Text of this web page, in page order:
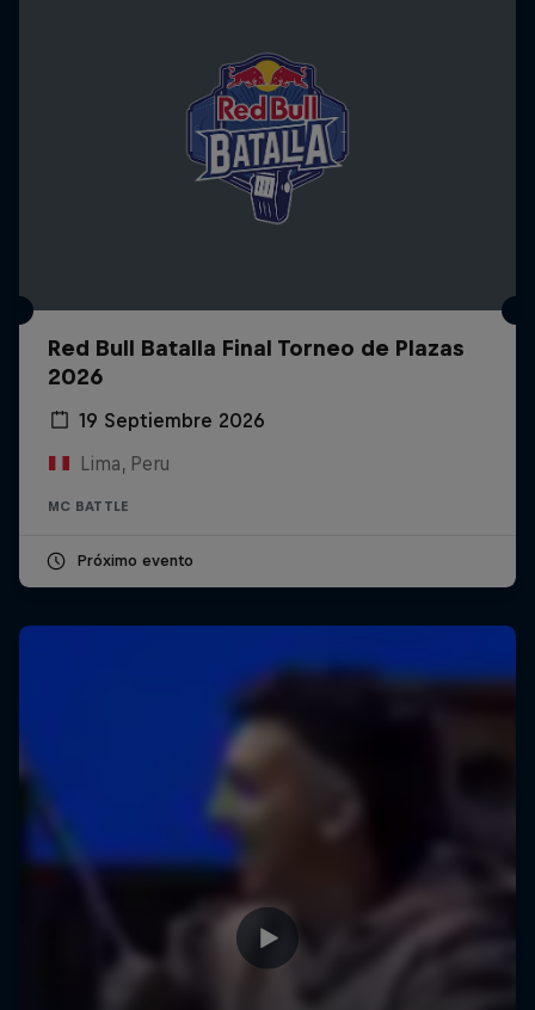
Red Bull Batalla Final Torneo de Plazas
2026
19 Septiembre 2026
Lima, Peru
MC BATTLE
Próximo evento